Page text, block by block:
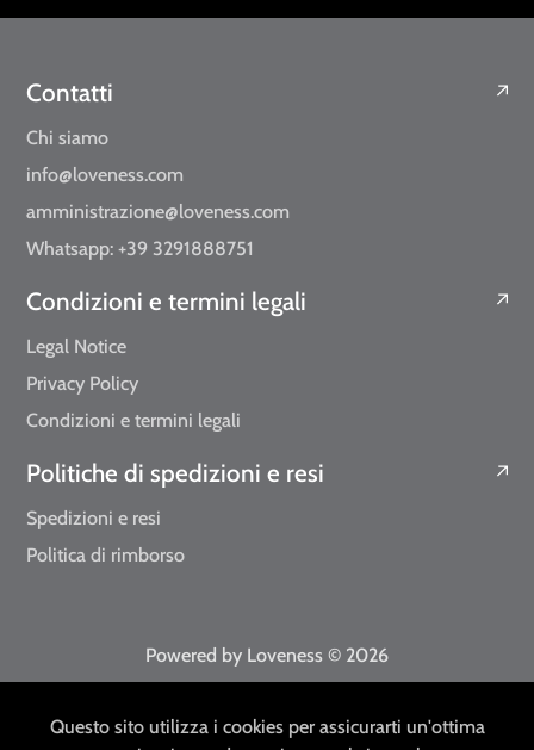
Contatti
Chi siamo
info@loveness.com
amministrazione@loveness.com
Whatsapp: +39 3291888751
Condizioni e termini legali
Legal Notice
Privacy Policy
Condizioni e termini legali
Politiche di spedizioni e resi
Spedizioni e resi
Politica di rimborso
Powered by Loveness © 2026
Questo sito utilizza i cookies per assicurarti un'ottima